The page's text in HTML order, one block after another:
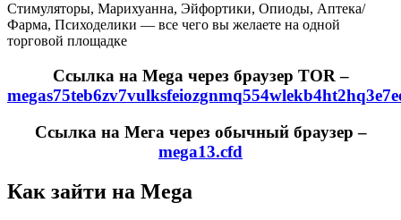
Стимуляторы, Марихуанна, Эйфортики, Опиоды, Аптека/
Фарма, Психоделики — все чего вы желаете на одной
торговой площадке
Ссылка на Mega через браузер TOR –
Ссылка на Мега через обычный браузер –
mega13.cfd
Как зайти на Mega